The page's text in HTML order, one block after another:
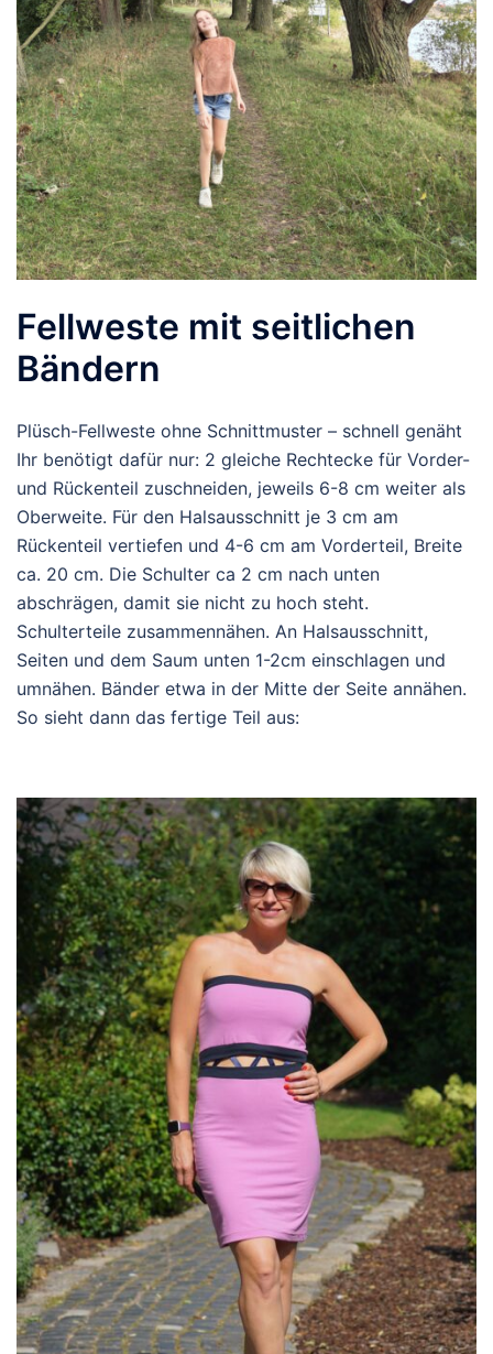
Fellweste mit seitlichen
Bändern
Plüsch-Fellweste ohne Schnittmuster – schnell genäht
Ihr benötigt dafür nur: 2 gleiche Rechtecke für Vorder-
und Rückenteil zuschneiden, jeweils 6-8 cm weiter als
Oberweite. Für den Halsausschnitt je 3 cm am
Rückenteil vertiefen und 4-6 cm am Vorderteil, Breite
ca. 20 cm. Die Schulter ca 2 cm nach unten
abschrägen, damit sie nicht zu hoch steht.
Schulterteile zusammennähen. An Halsausschnitt,
Seiten und dem Saum unten 1-2cm einschlagen und
umnähen. Bänder etwa in der Mitte der Seite annähen.
So sieht dann das fertige Teil aus: